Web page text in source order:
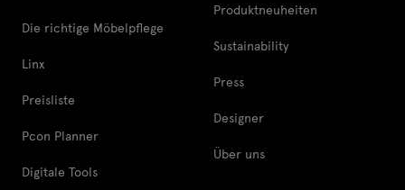
Die richtige Möbelpflege
Linx
Preisliste
Pcon Planner
Digitale Tools
Produktneuheiten
Sustainability
Press
Designer
Über uns